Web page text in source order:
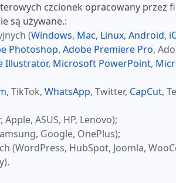
czcionek opracowany przez
są używane.:
(Windows, Mac, Linux, Android,
Photoshop, Adobe Premiere Pro,
Illustrator, Microsoft PowerPoint,
, TikTok, WhatsApp, Twitter, CapCut,
ASUS, HP, Lenovo);
Google, OnePlus);
(WordPress, HubSpot, Joomla,